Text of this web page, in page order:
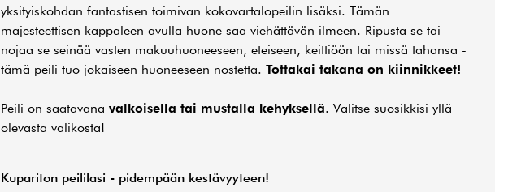
yksityiskohdan fantastisen toimivan kokovartalopeilin lisäksi. Tämän
majesteettisen kappaleen avulla huone saa viehättävän ilmeen. Ripusta se tai
nojaa se seinää vasten makuuhuoneeseen, eteiseen, keittiöön tai missä tahansa -
tämä peili tuo jokaiseen huoneeseen nostetta. Tottakai takana on kiinnikkeet!
Peili on saatavana valkoisella tai mustalla kehyksellä. Valitse suosikkisi yllä
olevasta valikosta!
Kupariton peililasi - pidempään kestävyyteen!